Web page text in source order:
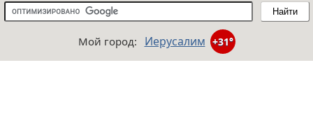
Найти
ИЗРАИЛЬ
ЕВРОПА
Мой город: Иерусалим +31°